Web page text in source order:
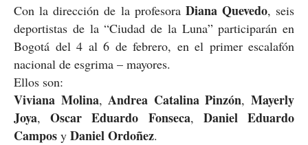
Con la dirección de la profesora Diana Quevedo, seis
deportistas de la “Ciudad de la Luna” participarán en
Bogotá del 4 al 6 de febrero, en el primer escalafón
nacional de esgrima – mayores.
Ellos son:
Viviana Molina, Andrea Catalina Pinzón,Mayerly
Joya,Oscar Eduardo Fonseca, Daniel Eduardo
Campos y Daniel Ordoñez.